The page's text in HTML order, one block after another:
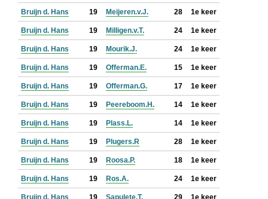
Bruijn d. Hans 19 Meijeren.v.J. 28 1e keer
Bruijn d. Hans 19 Milligen.v.T. 24 1e keer
Bruijn d. Hans 19 Mourik.J. 24 1e keer
Bruijn d. Hans 19 Offerman.E. 15 1e keer
Bruijn d. Hans 19 Offerman.G. 17 1e keer
Bruijn d. Hans 19 Peereboom.H. 14 1e keer
Bruijn d. Hans 19 Plass.L. 14 1e keer
Bruijn d. Hans 19 Plugers.R 28 1e keer
Bruijn d. Hans 19 Roosa.P. 18 1e keer
Bruijn d. Hans 19 Ros.A. 24 1e keer
Bruijn d. Hans 19 Sapulete.T. 29 1e keer